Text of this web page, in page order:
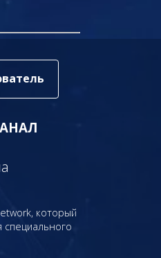
который
специального